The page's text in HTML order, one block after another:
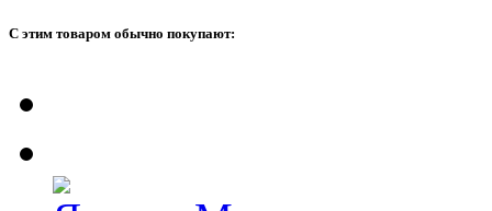
С этим товаром обычно покупают: